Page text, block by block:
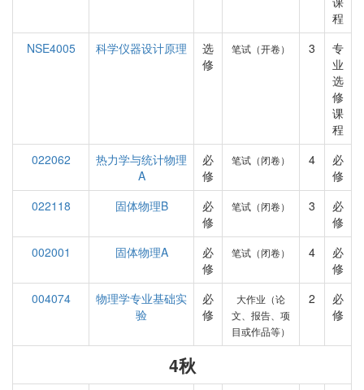
程
NSE4005
科学仪器设计原理
选
修
笔试（开卷） 3
专
业
选
修
课
程
022062
热力学与统计物理
A
必
修
笔试（闭卷） 4
必
修
022118
固体物理B
必
修
笔试（闭卷） 3
必
修
002001
固体物理A
必
修
笔试（闭卷） 4
必
修
004074
物理学专业基础实
验
必
修
大作业（论
文、报告、项
目或作品等）
2
必
修
4秋